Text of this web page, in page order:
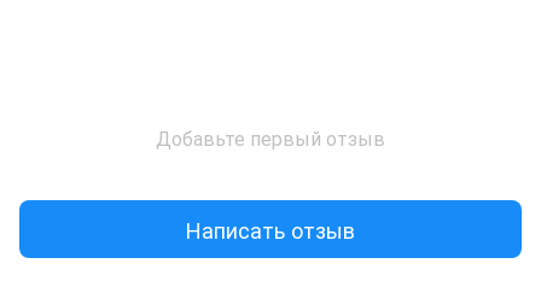
Добавьте первый отзыв
Написать отзыв